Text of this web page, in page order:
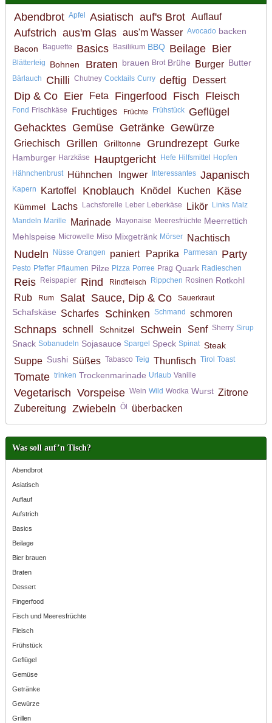
Abendbrot Apfel Asiatisch auf's Brot Auflauf
Aufstrich aus'm Glas aus'm Wasser Avocado backen
Bacon
Baguette Basics Basilikum BBQ Beilage Bier
Blätterteig Bohnen Braten brauen Brot Brühe Burger Butter
Bärlauch Chilli Chutney Cocktails Curry deftig Dessert
Dip & Co Eier Feta Fingerfood Fisch Fleisch
Fond Frischkäse Fruchtiges Früchte Frühstück Geflügel
Gehacktes Gemüse Getränke Gewürze
Griechisch Grillen Grilltonne Grundrezept Gurke
Hamburger Harzkäse Hauptgericht Hefe Hilfsmittel
Hopfen
Hähnchenbrust
Hühnchen Ingwer Interessantes Japanisch
Kapern Kartoffel Knoblauch Knödel Kuchen Käse
Kümmel Lachs Lachsforelle Leber Leberkäse Likör Links Malz
Mandeln Marille Marinade Mayonaise Meeresfrüchte Meerrettich
Mehlspeise Microwelle Miso Mixgetränk Mörser Nachtisch
Nudeln Nüsse Orangen paniert Paprika Parmesan Party
Pesto Pfeffer Pflaumen Pilze Pizza Porree Prag Quark Radieschen
Reis Reispapier Rind Rindfleisch Rippchen Rosinen Rotkohl
Rub Rum Salat Sauce, Dip & Co Sauerkraut
Schafskäse Scharfes Schinken Schmand schmoren
Schnaps schnell Schnitzel Schwein Senf Sherry Sirup
Snack Sobanudeln Sojasauce Spargel Speck Spinat Steak
Suppe Sushi Süßes Tabasco Teig Thunfisch Tirol Toast
Tomate trinken Trockenmarinade Urlaub Vanille
Vegetarisch Vorspeise Wein Wild Wodka Wurst Zitrone
Zubereitung
Zwiebeln Öl überbacken
Was soll auf’n Tisch?
Abendbrot
Asiatisch
Auflauf
Aufstrich
Basics
Beilage
Bier brauen
Braten
Dessert
Fingerfood
Fisch und Meeresfrüchte
Fleisch
Frühstück
Geflügel
Gemüse
Getränke
Gewürze
Grillen